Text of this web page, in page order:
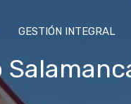
GESTIÓN INTEGRAL